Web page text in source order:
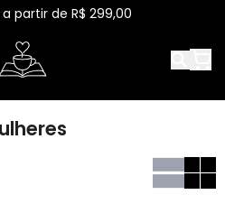
partir de R$ 299,00